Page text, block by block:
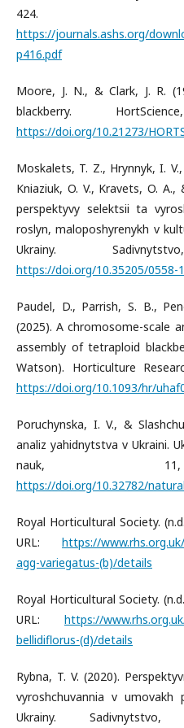
424.
https://journals.ashs.org/
p416.pdf
Moore, J. N., & Clark, J. R.
blackberry.
https://doi.org/10.21273/
Moskalets, T. Z., Hrynnyk, I.
Kniaziuk, O. V., Kravets, O.
perspektyvy selektsii ta
roslyn, maloposhyrenykh v
Ukrainy.
https://doi.org/10.35205/0558-
Paudel, D., Parrish, S. B.,
(2025). A chromosome-scale
assembly of tetraploid
Watson). Horticulture
https://doi.org/10.1093/hr/
Poruchynska, I. V., &
analiz yahidnytstva v Ukraini.
nauk, 11,
https://doi.org/10.32782/
Royal Horticultural Society.
URL: https://
agg-variegatus-(b)/details
Royal Horticultural Society.
URL: https://
bellidiflorus-(d)/details
Rybna, T. V. (2020).
vyroshchuvannia v umovakh
Ukrainy.